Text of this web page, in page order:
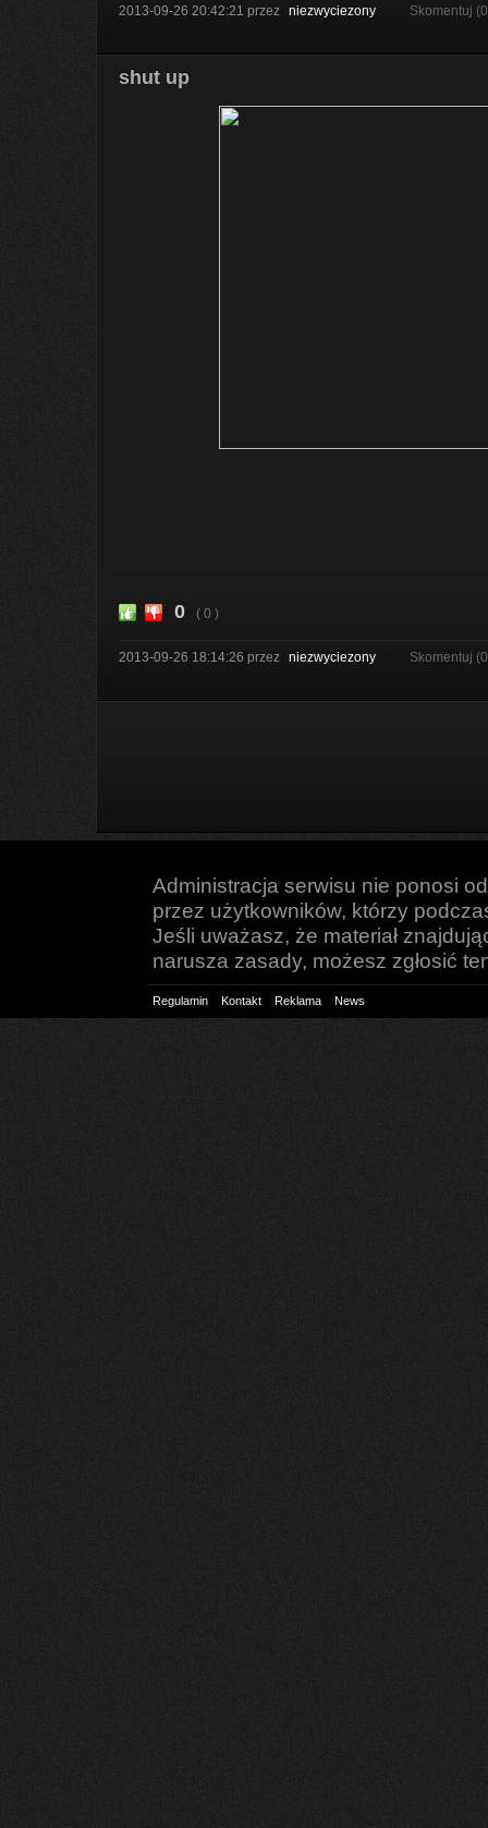
2013-09-26 20:42:21 przez niezwyciezony Skomentuj
shut up
0 ( 0 )
2013-09-26 18:14:26 przez niezwyciezony Skomentuj
Administracja serwisu nie ponosi
przez użytkowników, którzy
Jeśli uważasz, że materiał
narusza zasady, możesz zgłosić
Regulamin Kontakt Reklama News